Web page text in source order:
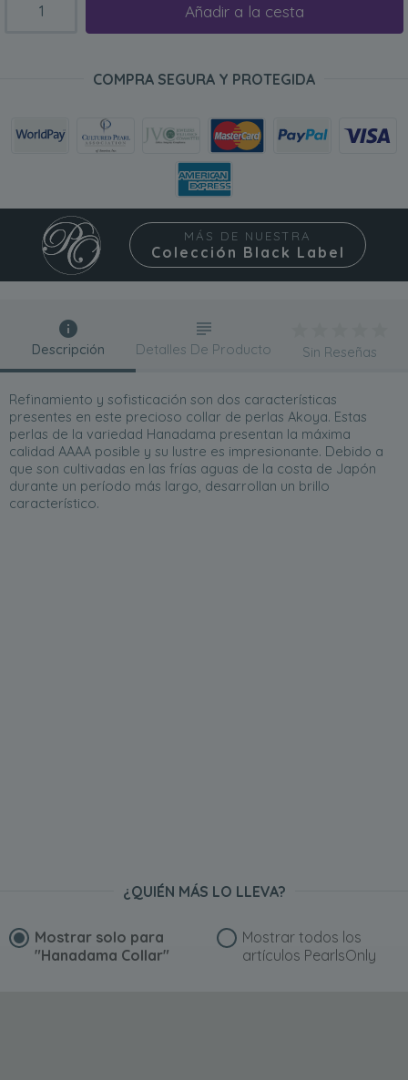
Añadir a la cesta
COMPRA SEGURA Y PROTEGIDA
MÁS DE NUESTRA
Colección Black Label
Descripción
Refinamiento y sofisticación son dos características
presentes en este precioso collar de perlas Akoya. Estas
perlas de la variedad Hanadama presentan la máxima
calidad AAAA posible y su lustre es impresionante. Debido a
que son cultivadas en las frías aguas de la costa de Japón
durante un período más largo, desarrollan un brillo
característico.
Detalles De Producto Sin Reseñas
¿QUIÉN MÁS LO LLEVA?
Mostrar solo para
"Hanadama Collar"
Mostrar todos los
artículos PearlsOnly